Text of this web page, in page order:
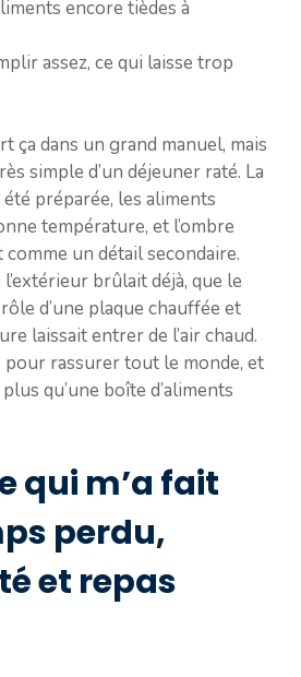
encore tièdes à
assez, ce qui laisse trop
ça dans un grand manuel, mais
simple d’un déjeuner raté. La
été préparée, les aliments
température, et l’ombre
comme un détail secondaire.
l’extérieur brûlait déjà, que le
d’une plaque chauffée et
laissait entrer de l’air chaud.
pour rassurer tout le monde, et
qu’une boîte d’aliments
qui m’a fait
perdu,
et repas